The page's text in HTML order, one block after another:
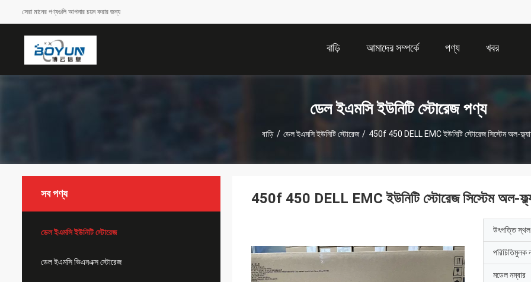
সেরা মানের পণ্যগুলি আপনার চয়ন করার জন্য
বাড়ি আমাদের সম্পর্কে পণ্য খবর
ডেল ইএমসি ইউনিটি স্টোরেজ পণ্য
বাড়ি / ডেল ইএমসি ইউনিটি স্টোরেজ / 450f 450 DELL EMC ইউনিটি স্টোরেজ সিস্টেম অল-
সব পণ্য
ডেল ইএমসি ইউনিটি স্টোরেজ
ডেল ইএমসি ভিএনএক্স স্টোরেজ
450f 450 DELL EMC ইউনিটি স্টোরেজ সিস্টেম অল-
উৎপত্তি স্থল
পরিচিতিমুলক
মডেল নম্বার